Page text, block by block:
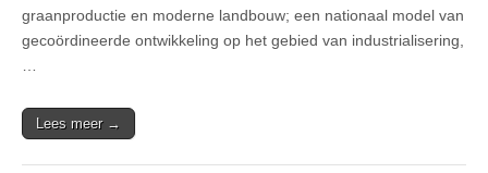
graanproductie en moderne landbouw; een nationaal model van
gecoördineerde ontwikkeling op het gebied van industrialisering,
Lees meer →